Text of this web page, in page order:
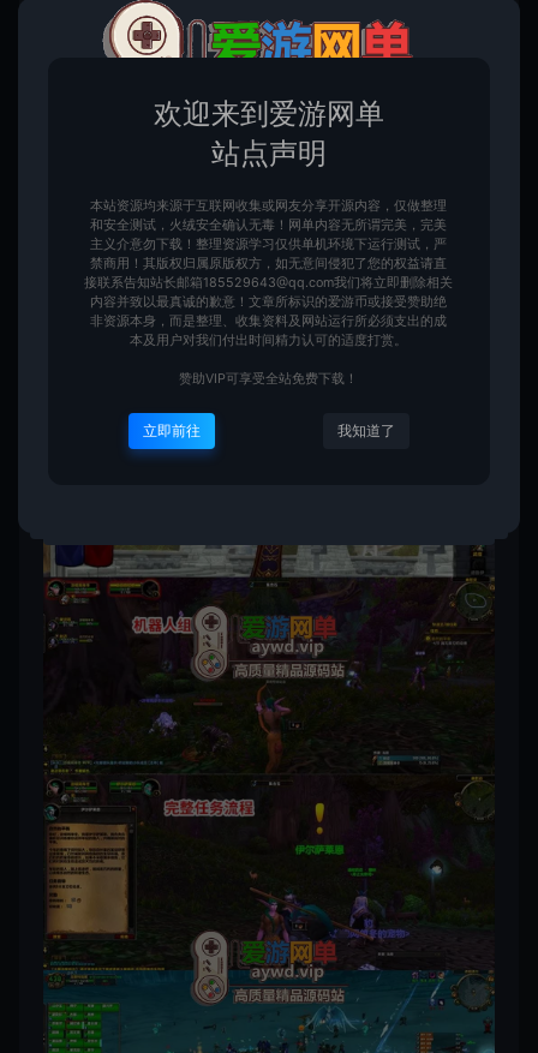
欢迎来到爱游网单
站点声明
本站资源均来源于互联网收集或网友分享开源内容，仅做整理
和安全测试，火绒安全确认无毒！网单内容无所谓完美，完美
主义介意勿下载！整理资源学习仅供单机环境下运行测试，严
禁商用！其版权归属原版权方，如无意间侵犯了您的权益请直
接联系告知站长邮箱185529643@qq.com我们将立即删除相关
内容并致以最真诚的歉意！文章所标识的爱游币或接受赞助绝
非资源本身，而是整理、收集资料及网站运行所必须支出的成
本及用户对我们付出时间精力认可的适度打赏。
赞助VIP可享受全站免费下载！
立即前往 我知道了